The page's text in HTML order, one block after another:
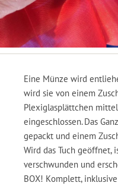
Eine Münze wird
wird sie von einem
Plexiglasplättchen
eingeschlossen. Das
gepackt und einem
Wird das Tuch geöffnet,
verschwunden und
BOX! Komplett, inklusive